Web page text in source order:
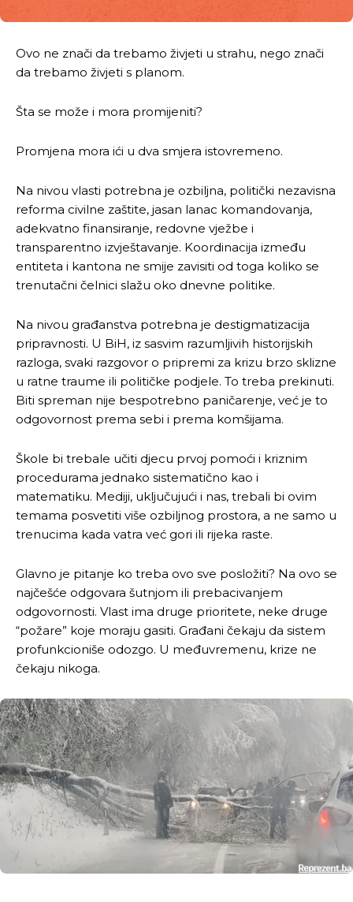
Ovo ne znači da trebamo živjeti u strahu, nego znači
da trebamo živjeti s planom.
Šta se može i mora promijeniti?
Promjena mora ići u dva smjera istovremeno.
Na nivou vlasti potrebna je ozbiljna, politički nezavisna
reforma civilne zaštite, jasan lanac komandovanja,
adekvatno finansiranje, redovne vježbe i
transparentno izvještavanje. Koordinacija između
entiteta i kantona ne smije zavisiti od toga koliko se
trenutačni čelnici slažu oko dnevne politike.
Na nivou građanstva potrebna je destigmatizacija
pripravnosti. U BiH, iz sasvim razumljivih historijskih
razloga, svaki razgovor o pripremi za krizu brzo sklizne
u ratne traume ili političke podjele. To treba prekinuti.
Biti spreman nije bespotrebno paničarenje, već je to
odgovornost prema sebi i prema komšijama.
Škole bi trebale učiti djecu prvoj pomoći i kriznim
procedurama jednako sistematično kao i
matematiku. Mediji, uključujući i nas, trebali bi ovim
temama posvetiti više ozbiljnog prostora, a ne samo u
trenucima kada vatra već gori ili rijeka raste.
Glavno je pitanje ko treba ovo sve posložiti? Na ovo se
najčešće odgovara šutnjom ili prebacivanjem
odgovornosti. Vlast ima druge prioritete, neke druge
“požare” koje moraju gasiti. Građani čekaju da sistem
profunkcioniše odozgo. U međuvremenu, krize ne
čekaju nikoga.